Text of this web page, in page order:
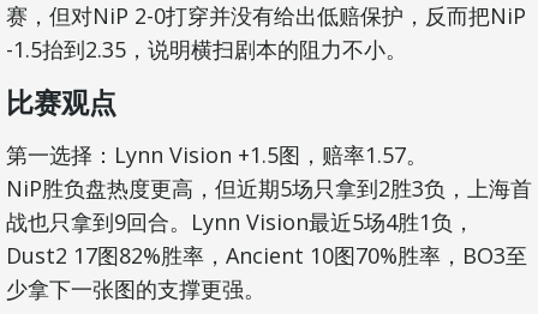
赛，但对NiP 2-0打穿并没有给出低赔保护，反而把NiP
-1.5抬到2.35，说明横扫剧本的阻力不小。
比赛观点
第一选择：Lynn Vision +1.5图，赔率1.57。
NiP胜负盘热度更高，但近期5场只拿到2胜3负，上海首
战也只拿到9回合。Lynn Vision最近5场4胜1负，
Dust2 17图82%胜率，Ancient 10图70%胜率，BO3至
少拿下一张图的支撑更强。